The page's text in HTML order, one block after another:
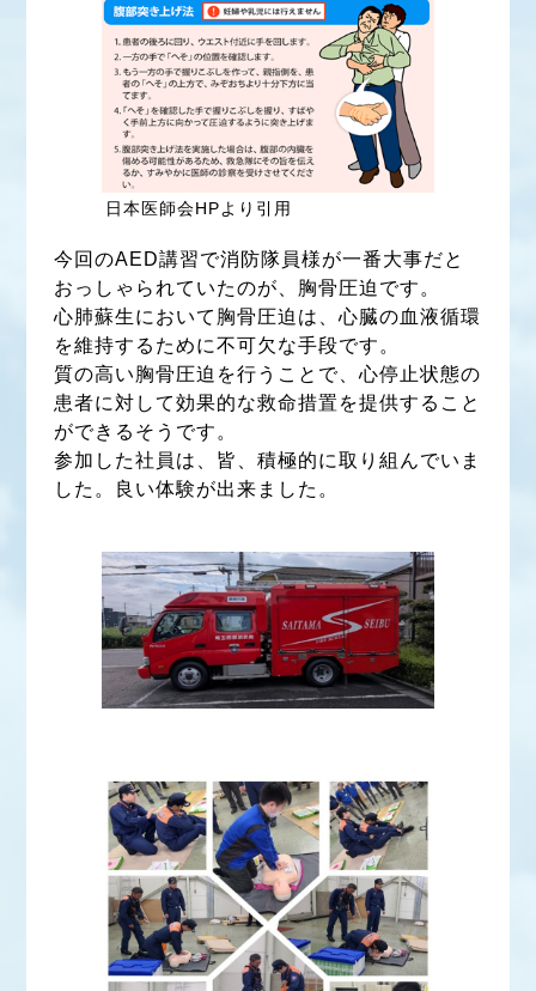
日本医師会HPより引用
今回のAED講習で消防隊員様が一番大事だと
おっしゃられていたのが、胸骨圧迫です。
心肺蘇生において胸骨圧迫は、心臓の血液循環
を維持するために不可欠な手段です。
質の高い胸骨圧迫を行うことで、心停止状態の
患者に対して効果的な救命措置を提供すること
ができるそうです。
参加した社員は、皆、積極的に取り組んでいま
した。良い体験が出来ました。